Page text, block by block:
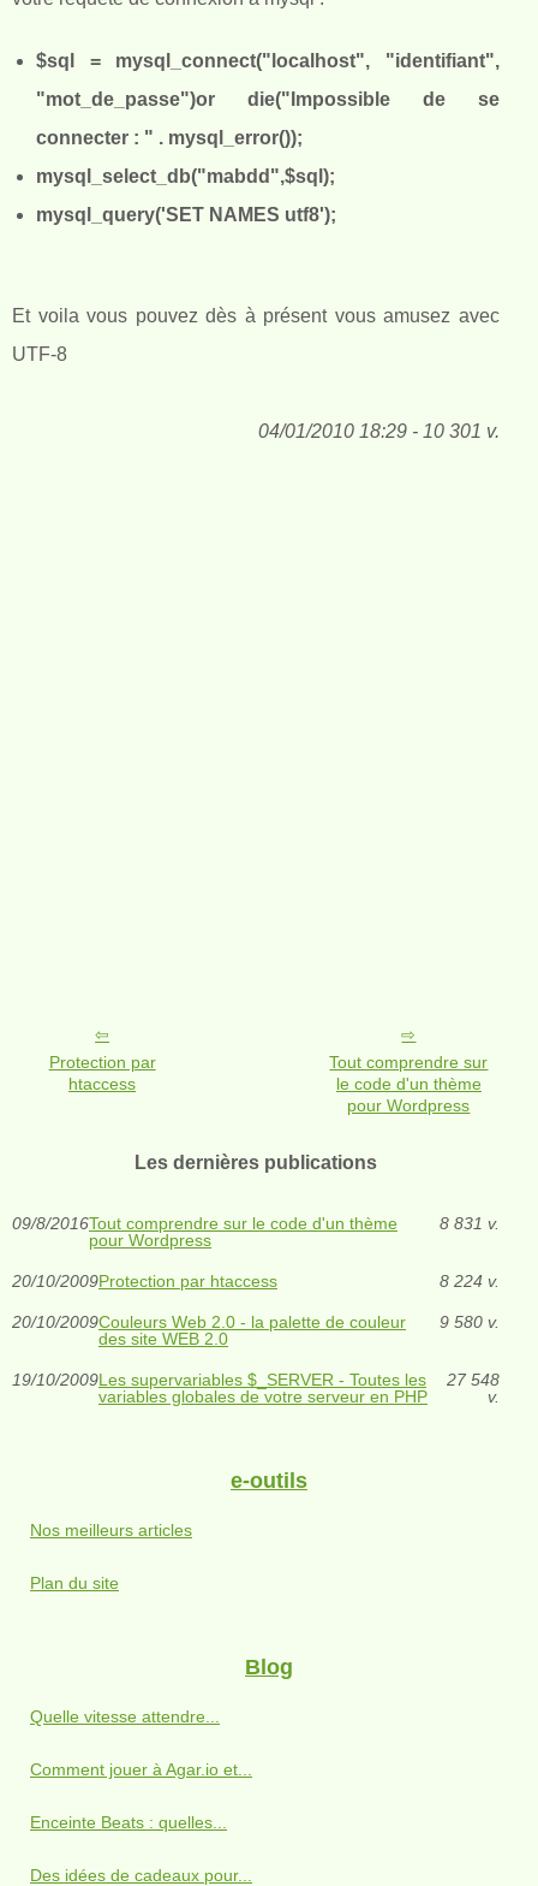
$sql = mysql_connect("localhost", "identifiant",
"mot_de_passe")or die("Impossible de se
connecter : " . mysql_error());
mysql_select_db("mabdd",$sql);
mysql_query('SET NAMES utf8');
Et voila vous pouvez dès à présent vous amusez avec
UTF-8
04/01/2010 18:29 - 10 301 v.
Protection par
htaccess
Tout comprendre sur
le code d'un thème
pour Wordpress
Les dernières publications
09/8/2016Tout comprendre sur le code d'un thème
pour Wordpress
8 831 v.
20/10/2009Protection par htaccess 8 224 v.
20/10/2009Couleurs Web 2.0 - la palette de couleur
des site WEB 2.0
9 580 v.
19/10/2009Les supervariables $_SERVER - Toutes les
variables globales de votre serveur en PHP
27 548
v.
e-outils
Nos meilleurs articles
Plan du site
Blog
Quelle vitesse attendre...
Comment jouer à Agar.io et...
Enceinte Beats : quelles...
Des idées de cadeaux pour...